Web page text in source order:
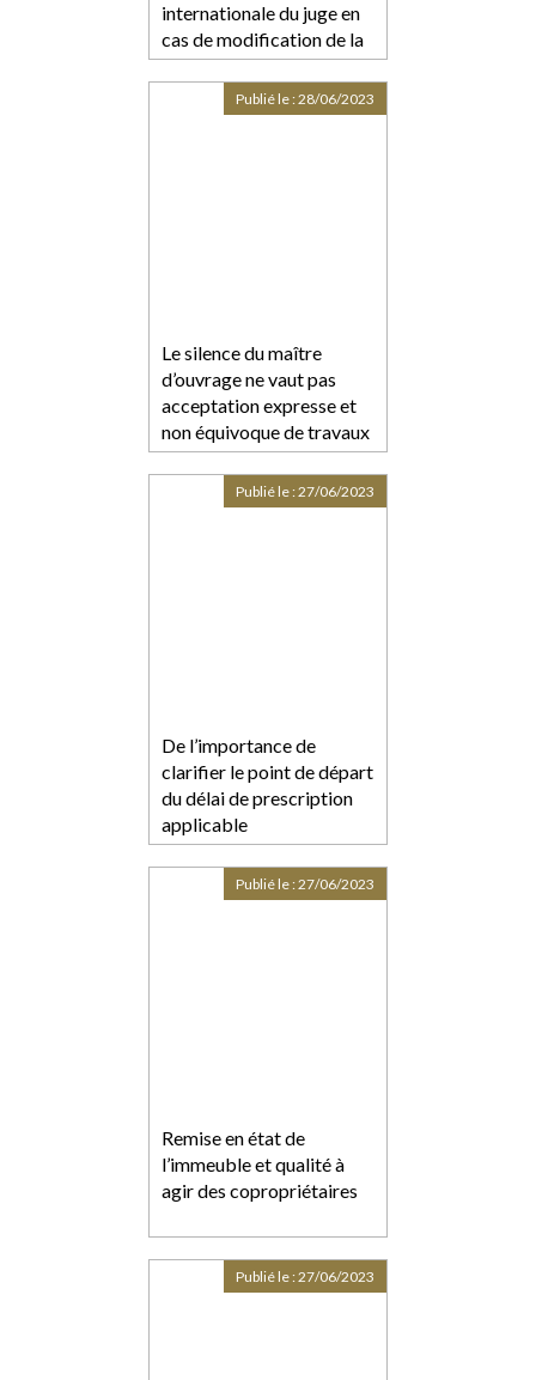
internationale du juge en
cas de modification de la
résidence en cours de
procédure
Le silence du maître
d’ouvrage ne vaut pas
acceptation expresse et
non équivoque de travaux
supplémentaires
Publié le :28/06/2023
De l’importance de
clarifier le point de départ
du délai de prescription
applicable
Publié le :27/06/2023
Remise en état de
l’immeuble et qualité à
agir des copropriétaires
Publié le :27/06/2023
Publié le :27/06/2023